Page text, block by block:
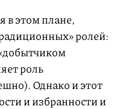
в этом плане,
ролей:
роль
Однако и этот
и избранности и